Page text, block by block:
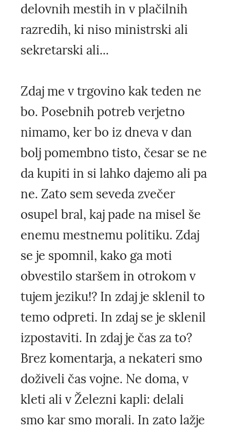
delovnih mestih in v plačilnih
razredih, ki niso ministrski ali
sekretarski ali...
Zdaj me v trgovino kak teden ne
bo. Posebnih potreb verjetno
nimamo, ker bo iz dneva v dan
bolj pomembno tisto, česar se ne
da kupiti in si lahko dajemo ali pa
ne. Zato sem seveda zvečer
osupel bral, kaj pade na misel še
enemu mestnemu politiku. Zdaj
se je spomnil, kako ga moti
obvestilo staršem in otrokom v
tujem jeziku!? In zdaj je sklenil to
temo odpreti. In zdaj se je sklenil
izpostaviti. In zdaj je čas za to?
Brez komentarja, a nekateri smo
doživeli čas vojne. Ne doma, v
kleti ali v Železni kapli: delali
smo kar smo morali. In zato lažje